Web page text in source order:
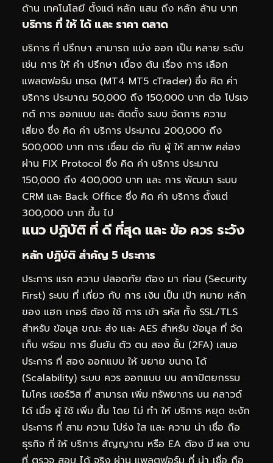
ด้าน เทคโนโลยี ตั้งแต่ หลัก แสน ถึง หลัก ล้าน บาท
บริการ ที่ ให้ ได้ และ ราคา ตลาด
บริการ ที่ ปรึกษา สามารถ แบ่ง ออก เป็น หลาย ระดับ
เช่น การ ให้ คำ ปรึกษา เบื้อง ต้น เรื่อง การ เลือก
แพลตฟอร์ม เทรด (MT4 MT5 cTrader) ซึ่ง คิด ค่า
บริการ ประมาณ 50,000 ถึง 150,000 บาท ต่อ โปรเจ
กต์ การ ออกแบบ และ ติดตั้ง ระบบ จัดการ ความ
เสี่ยง ซึ่ง คิด ค่า บริการ ประมาณ 200,000 ถึง
500,000 บาท การ เชื่อม ต่อ กับ ผู้ ให้ สภาพ คล่อง
ผ่าน FIX Protocol ซึ่ง คิด ค่า บริการ ประมาณ
150,000 ถึง 400,000 บาท และ การ พัฒนา ระบบ
CRM และ Back Office ซึ่ง คิด ค่า บริการ ตั้งแต่
300,000 บาท ขึ้น ไป
แนว ปฏิบัติ ที่ ดี ที่สุด และ ข้อ ควร ระวัง
หลัก ปฏิบัติ สำคัญ 5 ประการ
ประการ แรก ความ ปลอดภัย ต้อง มา ก่อน (Security
First) ระบบ ที่ เกี่ยว กับ การ เงิน เป็น เป้า หมาย หลัก
ของ แฮก เกอร์ ต้อง ใช้ การ เข้า รหัส ทั้ง SSL/TLS
สำหรับ ข้อมูล ขณะ ส่ง และ AES สำหรับ ข้อมูล ที่ จัด
เก็บ พร้อม การ ยืนยัน ตัว ตน สอง ชั้น (2FA) เสมอ
ประการ ที่ สอง ออกแบบ ให้ ขยาย ขนาด ได้
(Scalability) ระบบ ควร ออกแบบ บน สถาปัตยกรรม
ไมโคร เซอร์วิส ที่ สามารถ เพิ่ม ทรัพยากร บน คลาวด์
ได้ เมื่อ ผู้ ใช้ เพิ่ม ขึ้น โดย ไม่ ทำ ให้ บริการ หยุด ชะงัก
ประการ ที่ สาม ความ โปร่ง ใส และ ความ น่า เชื่อ ถือ
ธุรกิจ ที่ ให้ บริการ สัญญาณ หรือ EA ต้อง มี ผล งาน